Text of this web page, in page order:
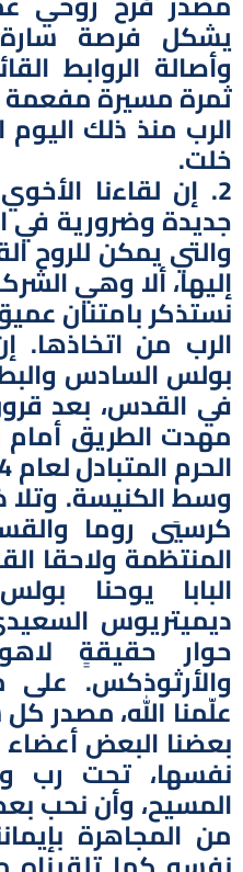
يشكل فرصة
وأصالة الروابط
ثمرة مسيرة مفعمة
الرب منذ ذلك
خلت.
2. إن لقاءنا
جديدة وضرورية في
والتي يمكن للروح
إليها، ألا وهي
نستذكر بامتنان
الرب من اتخاذها.
بولس السادس
في القدس، بعد
مهدت الطريق أمام
وسط الكنيسة. وتلا
كرسيَي روما
المنتظمة ولاحقا
البابا يوحنا
ديميتريوس
حوار حقيقةٍ
والأرثوذكس.
علّمنا الله، مصدر
بعضنا البعض أعضاء
نفسها، تحت رب
المسيح، وأن نحب
من المجاهرة